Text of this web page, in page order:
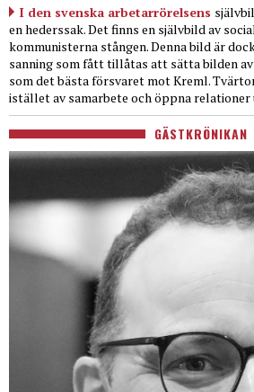
I den svenska arbetarrörelsens
en hederssak. Det finns en självbild av
kommunisterna stången. Denna bild är
sanning som fått tillåtas att sätta bilden
som det bästa försvaret mot Kreml.
istället av samarbete och öppna relationer
GÄSTKRÖNIKAN